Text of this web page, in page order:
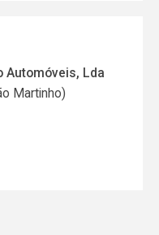
Automóveis, Lda
Martinho)